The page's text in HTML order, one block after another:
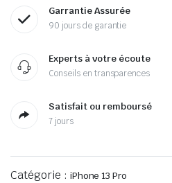
Garrantie Assurée
90 jours de garantie
Experts à votre écoute
Conseils en transparences
Satisfait ou remboursé
7 jours
Catégorie : iPhone 13 Pro